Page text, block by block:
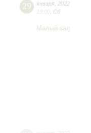
29 января 2022
19:00 Сб
Малый зал